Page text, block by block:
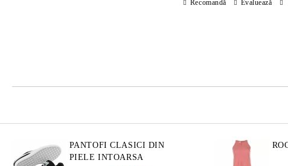
Recomandă Evaluează
PANTOFI CLASICI DIN
PIELE INTOARSA